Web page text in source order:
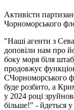
Активісти
Чорноморського
"Наші агенти з
доповіли нам про
боку моря біля
продовжує
СЧорноморського
буде розбито, а
у 2024 році
більше!" - йдеться